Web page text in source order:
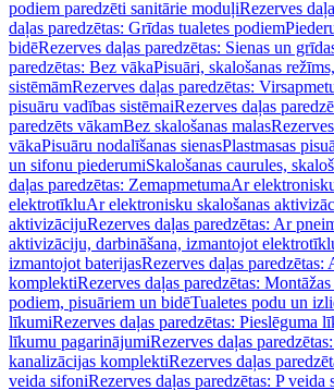
podiem paredzēti sanitārie moduļiRezerves
daļas paredzētas: Grīdas tualetes podiem
bidēRezerves daļas paredzētas: Sienas un
paredzētas: Bez vākaPisuāri, skalošanas
sistēmāmRezerves daļas paredzētas:
pisuāru vadības sistēmaiRezerves daļas
paredzēts vākamBez skalošanas malas
vākaPisuāru nodalīšanas sienasPlastmasas
un sifonu piederumiSkalošanas caurules,
daļas paredzētas: ZemapmetumaAr
elektrotīkluAr elektronisku skalošanas
aktivizācijuRezerves daļas paredzētas: Ar
aktivizāciju, darbināšana, izmantojot
izmantojot baterijasRezerves daļas
komplektiRezerves daļas paredzētas:
podiem, pisuāriem un bidēTualetes podu un
līkumiRezerves daļas paredzētas: Pieslēguma
līkumu pagarinājumiRezerves daļas
kanalizācijas komplektiRezerves daļas
veida sifoniRezerves daļas paredzētas: P veida